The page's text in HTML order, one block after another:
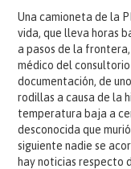
Una camioneta de la
vida, que lleva horas
a pasos de la
médico del
documentación, de
rodillas a causa de la
temperatura baja a
desconocida que
siguiente nadie se
hay noticias respecto